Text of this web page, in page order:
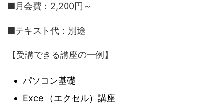
■月会費：2,200円～
■テキスト代：別途
【受講できる講座の一例】
パソコン基礎
Excel（エクセル）講座